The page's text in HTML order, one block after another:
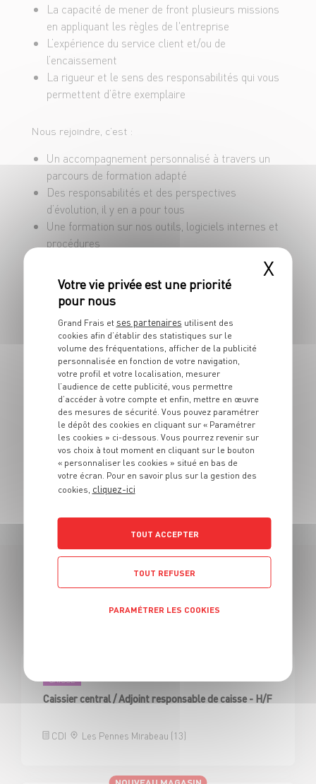
S’assurer de la fiabilité des flux financiers : c’est
vous qui gérez !
Interagir en équipe avec nos clients sur les
produits et promotions du meilleur marché
Garantir que l’ensemble du magasin et ses
produits
et des personnes et le bon fonctionnement du
matériel commun
La capacité de mener de front plusieurs missions
en appliquant les règles de l'entreprise
L’expérience du service client et/ou de
l’encaissement
La rigueur et le sens des responsabilités qui vous
permettent d’être exemplaire
Nous rejoindre, c’est :
Un accompagnement personnalisé à travers un
parcours de formation adapté
Des responsabilités et des perspectives
d’évolution, il y en a pour tous
Une formation sur nos outils, logiciels internes et
procédures
Un contrat 35h/semaine à pourvoir en CDI pour
nous rejoindre au plus vite !
Un salaire brut mensuel de 2011.15 € + diverses
primes + une prime de fin d’année selon
ancienneté
Promis, même si on en vend, on ne vous raconte pas
des salades !
N’hésitez plus, pimentez votre vie et venez prendre
part vous aussi à la team : J'peux pas j'ai grand frais !
La diversité est une force, nous nous engageons à
traiter toutes les candidatures sans prise en compte
de critère de discrimination quelconque.
55 OFFRES
CAISSE
Caissier central / Adjoint responsable de caisse - H/F
CDI Les Pennes Mirabeau (13)
X
Grand Frais et ses partenaires utilisent des
cookies afin d’établir des statistiques sur le
volume des fréquentations, afficher de la publicité
personnalisée en fonction de votre navigation,
votre profil et votre localisation, mesurer
l’audience de cette publicité, vous permettre
d’accéder à votre compte et enfin, mettre en œuvre
des mesures de sécurité. Vous pouvez paramétrer
le dépôt des cookies en cliquant sur « Paramétrer
les cookies » ci-dessous. Vous pourrez revenir sur
vos choix à tout moment en cliquant sur le bouton
« personnaliser les cookies » situé en bas de
votre écran. Pour en savoir plus sur la gestion des
cookies, cliquez-ici
TOUT ACCEPTER
TOUT REFUSER
PARAMÉTRER LES COOKIES